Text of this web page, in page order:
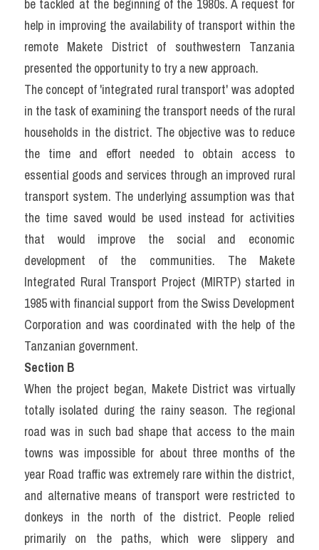
be tackled at the beginning of the 1980s. A request for
help in improving the availability of transport within the
remote Makete District of southwestern Tanzania
presented the opportunity to try a new approach.
The concept of 'integrated rural transport' was adopted
in the task of examining the transport needs of the rural
households in the district. The objective was to reduce
the time and effort needed to obtain access to
essential goods and services through an improved rural
transport system. The underlying assumption was that
the time saved would be used instead for activities
that would improve the social and economic
development of the communities. The Makete
Integrated Rural Transport Project (MIRTP) started in
1985 with financial support from the Swiss Development
Corporation and was coordinated with the help of the
Tanzanian government.
Section B
When the project began, Makete District was virtually
totally isolated during the rainy season. The regional
road was in such bad shape that access to the main
towns was impossible for about three months of the
year Road traffic was extremely rare within the district,
and alternative means of transport were restricted to
donkeys in the north of the district. People relied
primarily on the paths, which were slippery and